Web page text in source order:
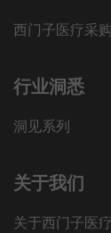
西门子医疗采
行业洞悉
洞见系列
关于我们
关于西门子医疗